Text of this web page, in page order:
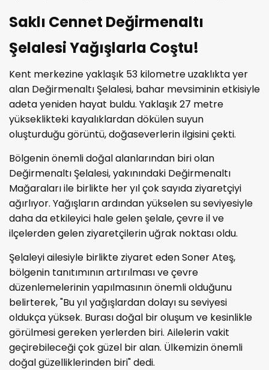
Saklı Cennet Değirmenaltı
Şelalesi Yağışlarla Coştu!
Kent merkezine yaklaşık 53 kilometre uzaklıkta yer
alan Değirmenaltı Şelalesi, bahar mevsiminin etkisiyle
adeta yeniden hayat buldu. Yaklaşık 27 metre
yükseklikteki kayalıklardan dökülen suyun
oluşturduğu görüntü, doğaseverlerin ilgisini çekti.
Bölgenin önemli doğal alanlarından biri olan
Değirmenaltı Şelalesi, yakınındaki Değirmenaltı
Mağaraları ile birlikte her yıl çok sayıda ziyaretçiyi
ağırlıyor. Yağışların ardından yükselen su seviyesiyle
daha da etkileyici hale gelen şelale, çevre il ve
ilçelerden gelen ziyaretçilerin uğrak noktası oldu.
Şelaleyi ailesiyle birlikte ziyaret eden Soner Ateş,
bölgenin tanıtımının artırılması ve çevre
düzenlemelerinin yapılmasının önemli olduğunu
belirterek, "Bu yıl yağışlardan dolayı su seviyesi
oldukça yüksek. Burası doğal bir oluşum ve kesinlikle
görülmesi gereken yerlerden biri. Ailelerin vakit
geçirebileceği çok güzel bir alan. Ülkemizin önemli
doğal güzelliklerinden biri" dedi.